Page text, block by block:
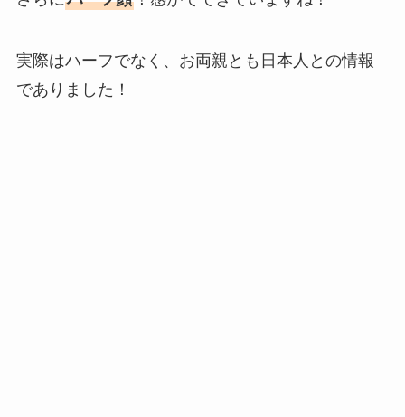
実際はハーフでなく、お両親とも日本人との情報
でありました！